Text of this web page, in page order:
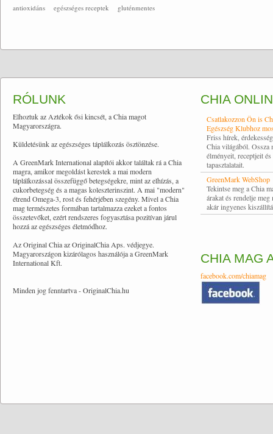
antioxidáns egészséges receptek gluténmentes
RÓLUNK
Elhoztuk az Aztékok ősi kincsét, a Chia magot
Magyarországra.
Küldetésünk az egészséges táplálkozás ösztönzése.
A GreenMark International alapítói akkor találtak rá a Chia
magra, amikor megoldást kerestek a mai modern
táplálkozással összefüggő betegségekre, mint az elhízás, a
cukorbetegség és a magas koleszterinszint. A mai "modern"
étrend Omega-3, rost és fehérjében szegény. Mivel a Chia
mag természetes formában tartalmazza ezeket a fontos
összetevőket, ezért rendszeres fogyasztása pozitívan járul
hozzá az egészséges életmódhoz.
Az Original Chia az OriginalChia Aps. védjegye.
Magyarországon kizárólagos használója a GreenMark
International Kft.
Minden jog fenntartva - OriginalChia.hu
CHIA
Csatlakozzon Ön is
Egészség Klubhoz
Friss hírek,
Chia világából. Ossza
élményeit, receptjeit és
tapasztalatait.
GreenMark WebShop
Tekintse meg a Chia
árakat és rendelje meg
akár ingyenes
CHIA MAG
facebook.com/chiamag